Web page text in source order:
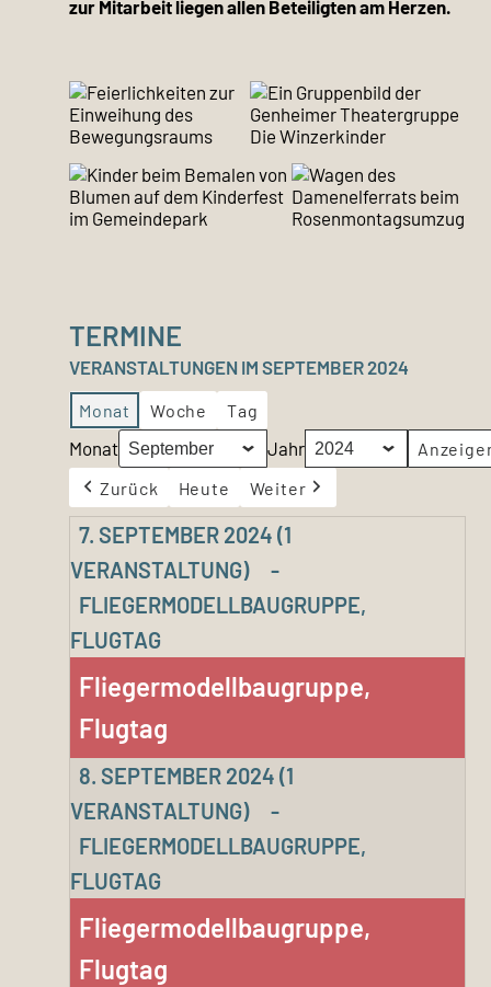
zur Mitarbeit liegen allen Beteiligten am Herzen.
TERMINE
VERANSTALTUNGEN IM SEPTEMBER 2024
Monat Woche Tag
Monat Jahr
Zurück Heute Weiter
7. SEPTEMBER 2024 (1
VERANSTALTUNG)
-
FLIEGERMODELLBAUGRUPPE,
FLUGTAG
Fliegermodellbaugruppe,
Flugtag
8. SEPTEMBER 2024 (1
VERANSTALTUNG)
-
FLIEGERMODELLBAUGRUPPE,
FLUGTAG
Fliegermodellbaugruppe,
Flugtag